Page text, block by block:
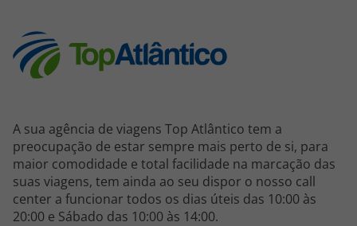
A sua agência de viagens Top Atlântico tem a
preocupação de estar sempre mais perto de si, para
maior comodidade e total facilidade na marcação das
suas viagens, tem ainda ao seu dispor o nosso call
center a funcionar todos os dias úteis das 10:00 às
20:00 e Sábado das 10:00 às 14:00.